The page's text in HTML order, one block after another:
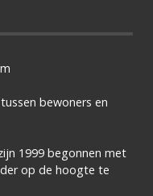
bewoners en
1999 begonnen met
op de hoogte te